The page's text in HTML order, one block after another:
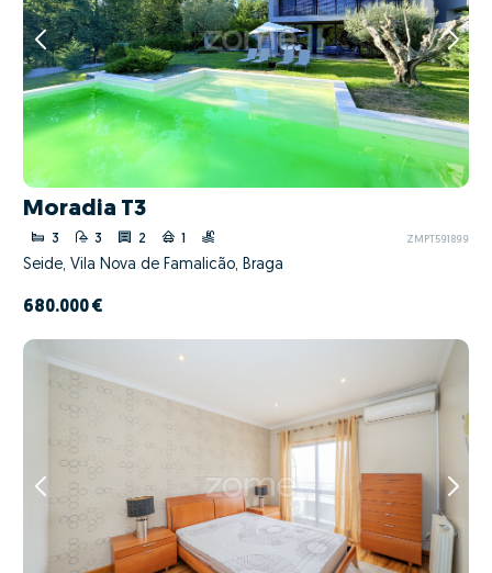
Moradia T3
3 3 2 1 ZMPT591899
Seide, Vila Nova de Famalicão, Braga
680.000 €